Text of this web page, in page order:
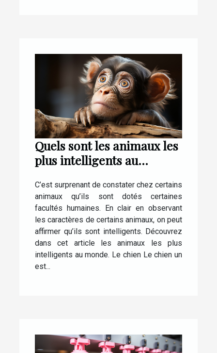
Quels sont les animaux les
plus intelligents au
C’est surprenant de constater chez certains
animaux qu’ils sont dotés certaines
facultés humaines. En clair en observant
les caractères de certains animaux, on peut
affirmer qu’ils sont intelligents. Découvrez
dans cet article les animaux les plus
intelligents au monde. Le chien Le chien un
est...